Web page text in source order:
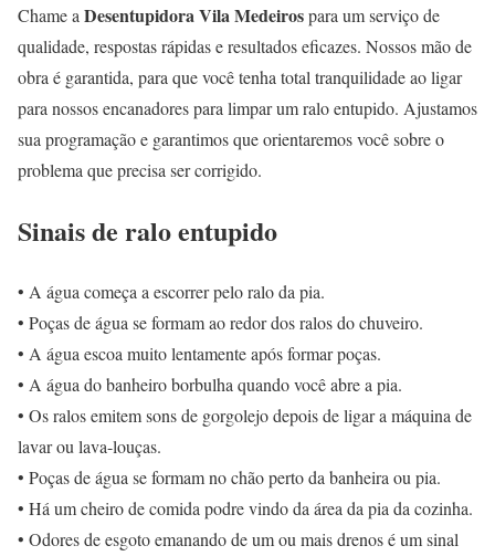
Chame a Desentupidora Vila Medeirospara um serviço de
qualidade, respostas rápidas e resultados eficazes. Nossos mão de
obra é garantida, para que você tenha total tranquilidade ao ligar
para nossos encanadores para limpar um ralo entupido. Ajustamos
sua programação e garantimos que orientaremos você sobre o
problema que precisa ser corrigido.
Sinais de ralo entupido
• A água começa a escorrer pelo ralo da pia.
• Poças de água se formam ao redor dos ralos do chuveiro.
• A água escoa muito lentamente após formar poças.
• A água do banheiro borbulha quando você abre a pia.
• Os ralos emitem sons de gorgolejo depois de ligar a máquina de
lavar ou lava-louças.
• Poças de água se formam no chão perto da banheira ou pia.
• Há um cheiro de comida podre vindo da área da pia da cozinha.
• Odores de esgoto emanando de um ou mais drenos é um sinal